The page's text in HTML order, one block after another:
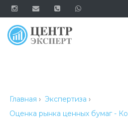
Главная › Экспертиза ›
Оценка рынка ценных бумаг -